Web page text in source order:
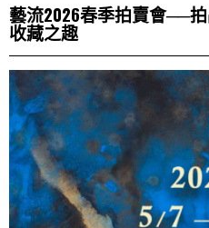
藝流2026春季拍賣會──
收藏之趣